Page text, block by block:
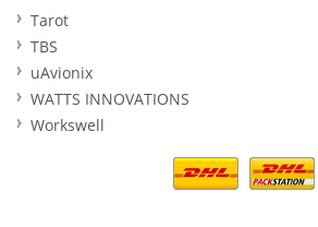
Tarot
TBS
uAvionix
WATTS INNOVATIONS
Workswell